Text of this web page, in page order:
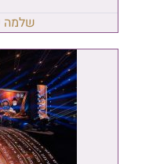
שלמה